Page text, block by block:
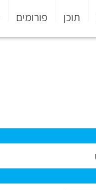
תוכן פורומים